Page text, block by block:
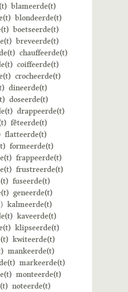
blameerde(t)
blondeerde(t)
boetseerde(t)
breveerde(t)
chauffeerde(t)
coiffeerde(t)
crocheerde(t)
dineerde(t)
doseerde(t)
drappeerde(t)
fêteerde(t)
flatteerde(t)
formeerde(t)
frappeerde(t)
frustreerde(t)
fuseerde(t)
geneerde(t)
kalmeerde(t)
kaveerde(t)
klipseerde(t)
kwiteerde(t)
mankeerde(t)
markeerde(t)
monteerde(t)
noteerde(t)